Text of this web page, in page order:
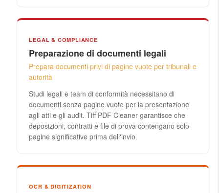
LEGAL & COMPLIANCE
Preparazione di documenti legali
Prepara documenti privi di pagine vuote per tribunali e
autorità
Studi legali e team di conformità necessitano di
documenti senza pagine vuote per la presentazione
agli atti e gli audit. Tiff PDF Cleaner garantisce che
deposizioni, contratti e file di prova contengano solo
pagine significative prima dell'invio.
OCR & DIGITIZATION